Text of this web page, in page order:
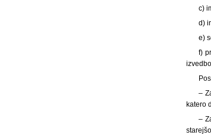
c)
d)
e)
f)
–
katero
–